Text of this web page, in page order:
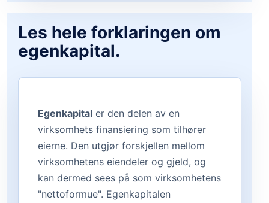
Les hele forklaringen om
egenkapital.
Egenkapital er den delen av en
virksomhets finansiering som tilhører
eierne. Den utgjør forskjellen mellom
virksomhetens eiendeler og gjeld, og
kan dermed sees på som virksomhetens
"nettoformue". Egenkapitalen